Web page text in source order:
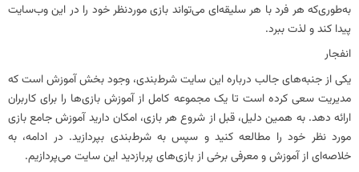
به‌طوری‌که هر فرد با هر سلیقه‌ای می‌تواند بازی موردنظر خود را در این وب‌سایت
پیدا کند و لذت ببرد.
انفجار
یکی از جنبه‌های جالب درباره این سایت شرط‌بندی، وجود بخش آموزش است که
مدیریت سعی کرده است تا یک مجموعه کامل از آموزش بازی‌ها را برای کاربران
ارائه دهد. به همین دلیل، قبل از شروع هر بازی، امکان دارید آموزش جامع بازی
مورد نظر خود را مطالعه کنید و سپس به شرط‌بندی بپردازید. در ادامه، به
خلاصه‌ای از آموزش و معرفی برخی از بازی‌های پربازدید این سایت می‌پردازیم.